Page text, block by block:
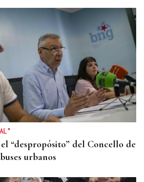
de superación a sus seis años
no hay límites para soñar
“despropósito” del Concello de
urbanos